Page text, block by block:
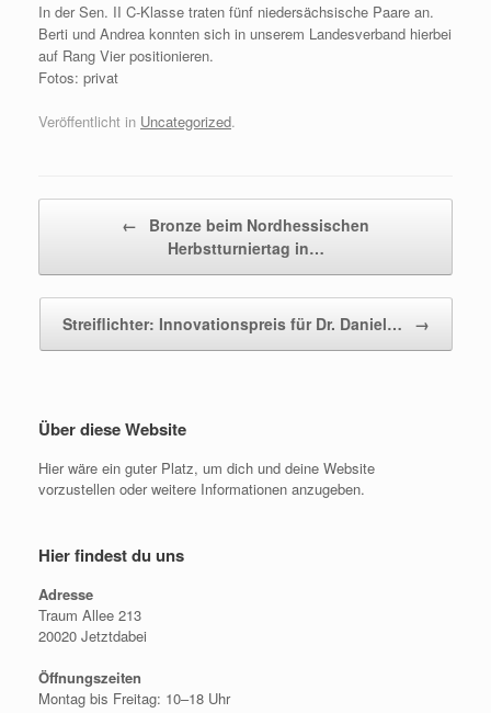
In der Sen. II C-Klasse traten fünf niedersächsische Paare an.
Berti und Andrea konnten sich in unserem Landesverband hierbei
auf Rang Vier positionieren.
Fotos: privat
Veröffentlicht in Uncategorized.
←
Bronze beim Nordhessischen
Herbstturniertag in…
Streiflichter: Innovationspreis für Dr. Daniel… →
Über diese Website
Hier wäre ein guter Platz, um dich und deine Website
vorzustellen oder weitere Informationen anzugeben.
Hier findest du uns
Adresse
Traum Allee 213
20020 Jetztdabei
Öffnungszeiten
Montag bis Freitag: 10–18 Uhr